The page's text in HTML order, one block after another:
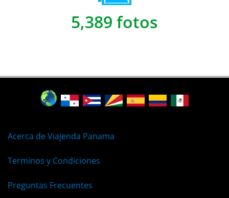
5,389 fotos
Acerca de Viajenda Panama
Terminos y Condiciones
Preguntas Frecuentes